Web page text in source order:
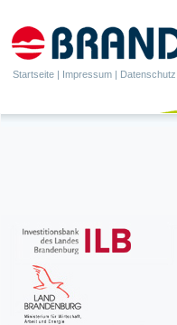
Startseite | Impressum | Datenschutz